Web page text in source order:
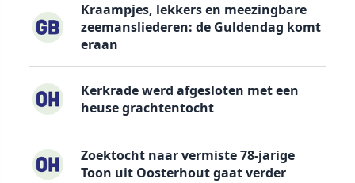
Kraampjes, lekkers en meezingbare
zeemansliederen: de Guldendag komt
eraan
Kerkrade werd afgesloten met een
heuse grachtentocht
Zoektocht naar vermiste 78-jarige
Toon uit Oosterhout gaat verder